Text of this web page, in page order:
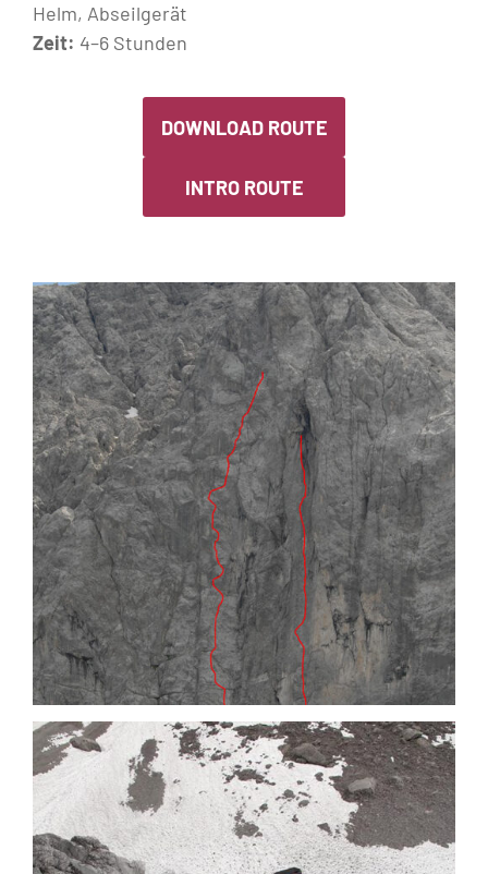
Helm, Abseilgerät
Zeit: 4–6 Stunden
DOWNLOAD ROUTE
INTRO ROUTE